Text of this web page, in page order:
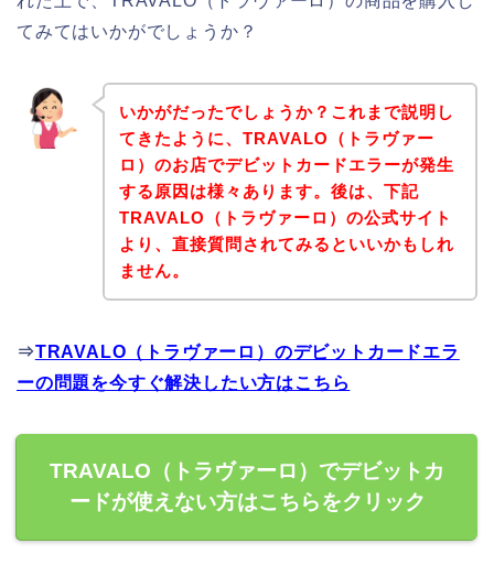
てみてはいかがでしょうか？
いかがだったでしょうか？これまで説明し
てきたように、TRAVALO（トラヴァー
ロ）のお店でデビットカードエラーが発生
する原因は様々あります。後は、下記
TRAVALO（トラヴァーロ）の公式サイト
より、直接質問されてみるといいかもしれ
ません。
⇒TRAVALO（トラヴァーロ）のデビットカードエラ
ーの問題を今すぐ解決したい方はこちら
TRAVALO（トラヴァーロ）でデビットカ
ードが使えない方はこちらをクリック